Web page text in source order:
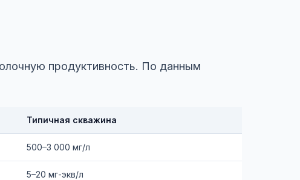
продуктивность. По данным
Типичная скважина
500–3 000 мг/л
5–20 мг-экв/л